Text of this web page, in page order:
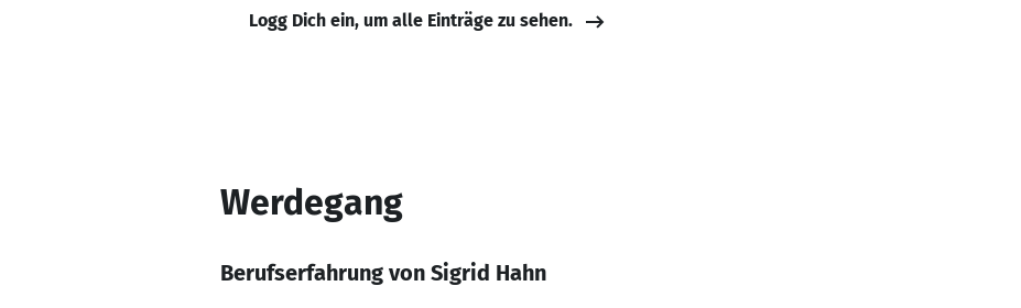
Logg Dich ein, um alle Einträge zu sehen.
Werdegang
Berufserfahrung von Sigrid Hahn